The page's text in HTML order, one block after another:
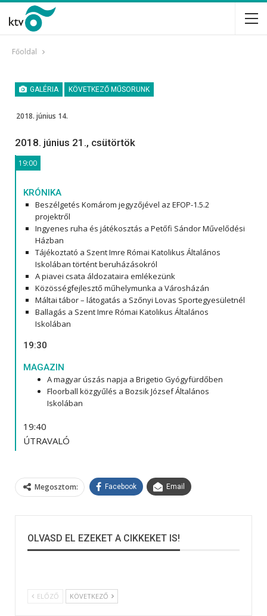
Főoldal
GALÉRIA KÖVETKEZŐ MŰSORUNK
2018. június 14.
2018. június 21., csütörtök
19:00
KRÓNIKA
Beszélgetés Komárom jegyzőjével az EFOP-1.5.2
projektről
Ingyenes ruha és játékosztás a Petőfi Sándor Művelődési
Házban
Tájékoztató a Szent Imre Római Katolikus Általános
Iskolában történt beruházásokról
A piavei csata áldozataira emlékezünk
Közösségfejlesztő műhelymunka a Városházán
Máltai tábor – látogatás a Szőnyi Lovas Sportegyesületnél
Ballagás a Szent Imre Római Katolikus Általános
Iskolában
19:30
MAGAZIN
A magyar úszás napja a Brigetio Gyógyfürdőben
Floorball közgyűlés a Bozsik József Általános
Iskolában
19:40
ÚTRAVALÓ
Megosztom: Facebook Email
OLVASD EL EZEKET A CIKKEKET IS!
ELŐZŐ KÖVETKEZŐ